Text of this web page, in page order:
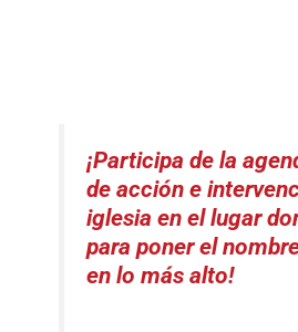
¡Participa de la
de acción e
iglesia en el lugar
para poner el
en lo más alto!